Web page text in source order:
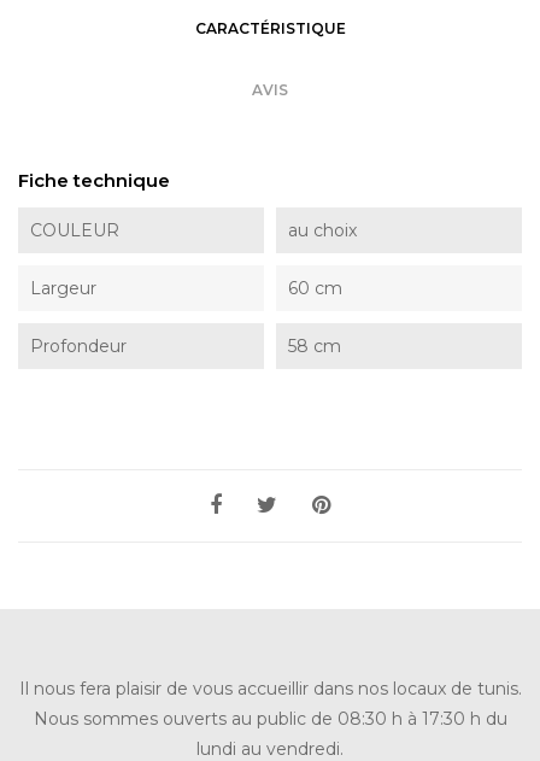
CARACTÉRISTIQUE
AVIS
Fiche technique
COULEUR au choix
Largeur 60 cm
Profondeur 58 cm
Il nous fera plaisir de vous accueillir dans nos locaux de tunis.
Nous sommes ouverts au public de 08:30 h à 17:30 h du
lundi au vendredi.